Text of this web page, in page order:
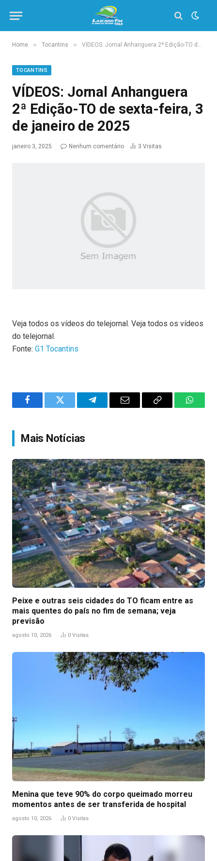
Home » Tocantins » VÍDEOS: Jornal Anhanguera 2ª Edição-TO de sexta-feira, 3 de janeiro de 2025
TOCANTINS
VÍDEOS: Jornal Anhanguera
2ª Edição-TO de sexta-feira, 3
de janeiro de 2025
janeiro 3, 2025 Nenhum comentário 3 Visitas
Veja todos os vídeos do telejornal. Veja todos os vídeos
do telejornal.
Fonte: G1 Tocantins
FacebookTwitter TelegramEmail
Copy
Mais Notícias
Peixe e outras seis cidades do TO ficam entre as
mais quentes do país no fim de semana; veja
previsão
agosto 10, 2026 0 Visitas
Menina que teve 90% do corpo queimado morreu
momentos antes de ser transferida de hospital
agosto 10, 2026 0 Visitas